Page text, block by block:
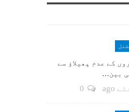
کے عدم پھیلاؤ سے
بین…